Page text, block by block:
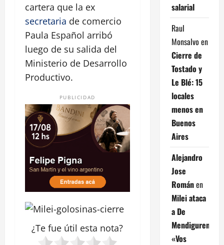
cartera que la ex
secretaria de comercio
Paula Español arribó
luego de su salida del
Ministerio de Desarrollo
Productivo.
PUBLICIDAD
¿Te fue útil esta nota?
salarial
Raul
Monsalvo en
Cierre de
Tostado y
Le Blé: 15
locales
menos en
Buenos
Aires
Alejandro
Jose
Románen
Milei ataca
a De
Mendiguren:
«Vos